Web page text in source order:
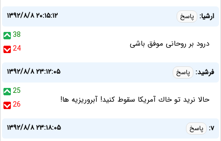
ارشیا: پاسخ
۱۳۹۲/۸/۸ ۲۰:۱۵:۱۲
38
24
درود بر روحانی موفق باشی
فرشيد: پاسخ
۱۳۹۲/۸/۸ ۲۳:۱۲:۰۵
25
26
حالا نريد تو خاك آمريكا سقوط كنيد! آبروريزيه ها!
v: پاسخ
۱۳۹۲/۸/۸ ۲۳:۱۸:۰۵